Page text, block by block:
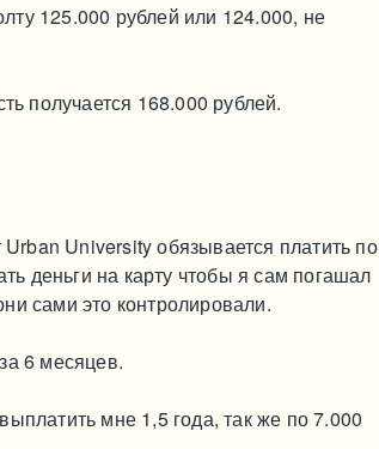
125.000 рублей или 124.000, не
получается 168.000 рублей.
University обязывается платить по
деньги на карту чтобы я сам погашал
сами это контролировали.
6 месяцев.
мне 1,5 года, так же по 7.000